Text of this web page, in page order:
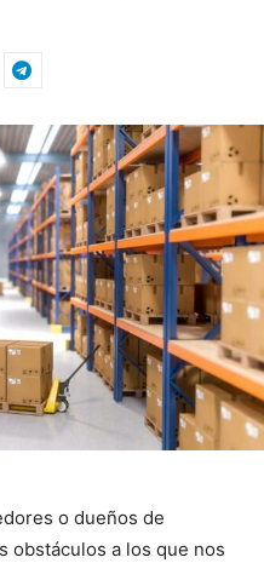
o dueños de
obstáculos a los que nos